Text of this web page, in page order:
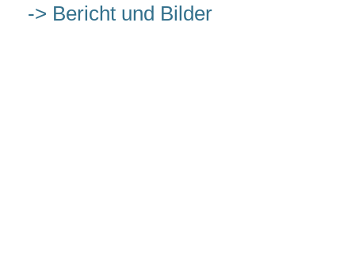
-> Bericht und Bilder